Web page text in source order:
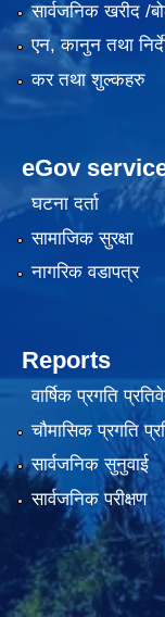
सार्वजनिक खरीद /
एन, कानुन तथा
कर तथा शुल्कहरु
eGov
घटना दर्ता
सामाजिक सुरक्षा
नागरिक वडापत्र
Reports
वार्षिक प्रगति
चौमासिक प्रगति
सार्वजनिक सुनुवाई
सार्वजनिक परीक्षण